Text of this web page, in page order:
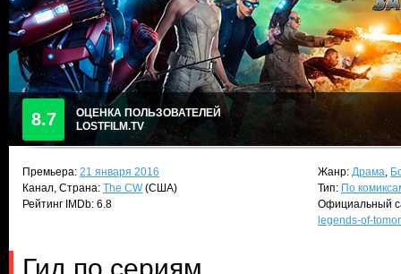
8.7
ОЦЕНКА ПОЛЬЗОВАТЕЛЕЙ
LOSTFILM.TV
Премьера: 21 января 2016
Канал, Страна: The CW(США)
Рейтинг IMDb: 6.8
Жанр: Драма,
Тип: По
Официальный
legends-of-